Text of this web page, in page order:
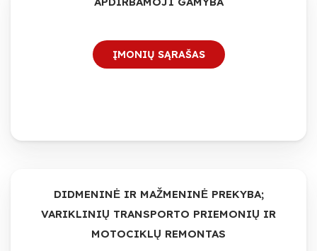
ĮMONIŲ SĄRAŠAS
DIDMENINĖ IR MAŽMENINĖ PREKYBA;
VARIKLINIŲ TRANSPORTO PRIEMONIŲ IR
MOTOCIKLŲ REMONTAS